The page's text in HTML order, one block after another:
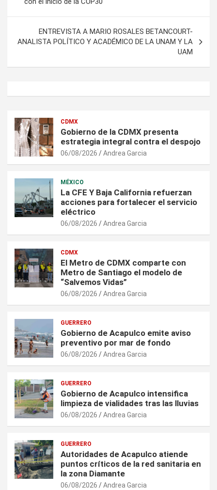
entradas
ENTREVISTA A MARIO ROSALES BETANCOURT-
ANALISTA POLÍTICO Y ACADÉMICO DE LA UNAM Y LA
UAM
CDMX
Gobierno de la CDMX presenta
estrategia integral contra el despojo
06/08/2026 Andrea Garcia
MÉXICO
La CFE Y Baja California refuerzan
acciones para fortalecer el servicio
eléctrico
06/08/2026 Andrea Garcia
CDMX
El Metro de CDMX comparte con
Metro de Santiago el modelo de
“Salvemos Vidas”
06/08/2026 Andrea Garcia
GUERRERO
Gobierno de Acapulco emite aviso
preventivo por mar de fondo
06/08/2026 Andrea Garcia
GUERRERO
Gobierno de Acapulco intensifica
limpieza de vialidades tras las lluvias
06/08/2026 Andrea Garcia
GUERRERO
Autoridades de Acapulco atiende
puntos críticos de la red sanitaria en
la zona Diamante
06/08/2026 Andrea Garcia